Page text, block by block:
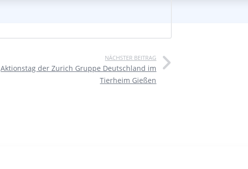
NÄCHSTER BEITRAG
Aktionstag der Zurich Gruppe Deutschland im
Tierheim Gießen